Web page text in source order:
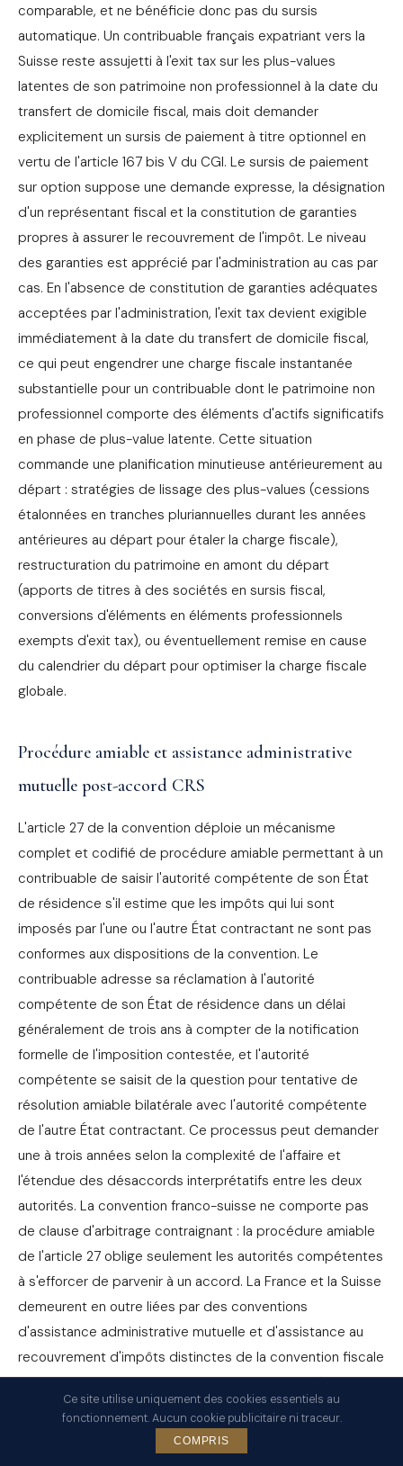
comparable, et ne bénéficie donc pas du sursis
automatique. Un contribuable français expatriant vers la
Suisse reste assujetti à l'exit tax sur les plus-values
latentes de son patrimoine non professionnel à la date du
transfert de domicile fiscal, mais doit demander
explicitement un sursis de paiement à titre optionnel en
vertu de l'article 167 bis V du CGI. Le sursis de paiement
sur option suppose une demande expresse, la désignation
d'un représentant fiscal et la constitution de garanties
propres à assurer le recouvrement de l'impôt. Le niveau
des garanties est apprécié par l'administration au cas par
cas. En l'absence de constitution de garanties adéquates
acceptées par l'administration, l'exit tax devient exigible
immédiatement à la date du transfert de domicile fiscal,
ce qui peut engendrer une charge fiscale instantanée
substantielle pour un contribuable dont le patrimoine non
professionnel comporte des éléments d'actifs significatifs
en phase de plus-value latente. Cette situation
commande une planification minutieuse antérieurement au
départ : stratégies de lissage des plus-values (cessions
étalonnées en tranches pluriannuelles durant les années
antérieures au départ pour étaler la charge fiscale),
restructuration du patrimoine en amont du départ
(apports de titres à des sociétés en sursis fiscal,
conversions d'éléments en éléments professionnels
exempts d'exit tax), ou éventuellement remise en cause
du calendrier du départ pour optimiser la charge fiscale
globale.
Procédure amiable et assistance administrative
mutuelle post-accord CRS
L'article 27 de la convention déploie un mécanisme
complet et codifié de procédure amiable permettant à un
contribuable de saisir l'autorité compétente de son État
de résidence s'il estime que les impôts qui lui sont
imposés par l'une ou l'autre État contractant ne sont pas
conformes aux dispositions de la convention. Le
contribuable adresse sa réclamation à l'autorité
compétente de son État de résidence dans un délai
généralement de trois ans à compter de la notification
formelle de l'imposition contestée, et l'autorité
compétente se saisit de la question pour tentative de
résolution amiable bilatérale avec l'autorité compétente
de l'autre État contractant. Ce processus peut demander
une à trois années selon la complexité de l'affaire et
l'étendue des désaccords interprétatifs entre les deux
autorités. La convention franco-suisse ne comporte pas
de clause d'arbitrage contraignant : la procédure amiable
de l'article 27 oblige seulement les autorités compétentes
à s'efforcer de parvenir à un accord. La France et la Suisse
demeurent en outre liées par des conventions
d'assistance administrative mutuelle et d'assistance au
recouvrement d'impôts distinctes de la convention fiscale
proprement dite, ces instruments permitant un échange
de renseignements bancaires et patrimoniaux entre
autorités fiscales et un mécanisme de recouvrement
coordonné des impôts contestés.
Ce site utilise uniquement des cookies essentiels au
fonctionnement. Aucun cookie publicitaire ni traceur.
COMPRIS